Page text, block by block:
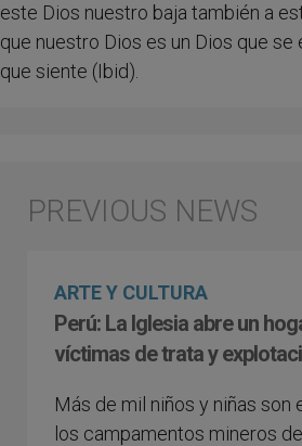
este Dios nuestro baja también a
que nuestro Dios es un Dios que se
que siente (Ibid).
ARTE Y CULTURA
Perú: La Iglesia abre un
víctimas de trata y
Más de mil niños y niñas son
los campamentos mineros